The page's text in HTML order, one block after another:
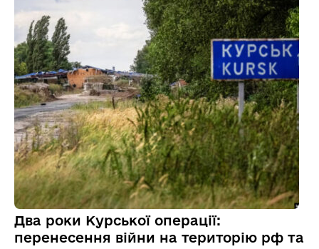
Два роки Курської операції:
перенесення війни на територію рф та